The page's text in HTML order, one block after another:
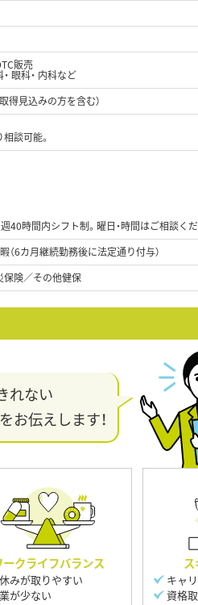
販売
眼科・ 内科など
得見込みの方を含む）
談可能。
40時間内シフト制。曜日・時間はご相談くだ
6カ月継続勤務後に法定通り付与）
保険／その他健保
れない
をお伝えします！
ークライフバランス
みが取りやすい
が少ない
ス
キャ
資格